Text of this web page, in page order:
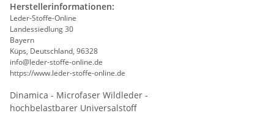
Herstellerinformationen:
Leder-Stoffe-Online
Landessiedlung 30
Bayern
Küps, Deutschland, 96328
info@leder-stoffe-online.de
https://www.leder-stoffe-online.de
Dinamica - Microfaser Wildleder -
hochbelastbarer Universalstoff